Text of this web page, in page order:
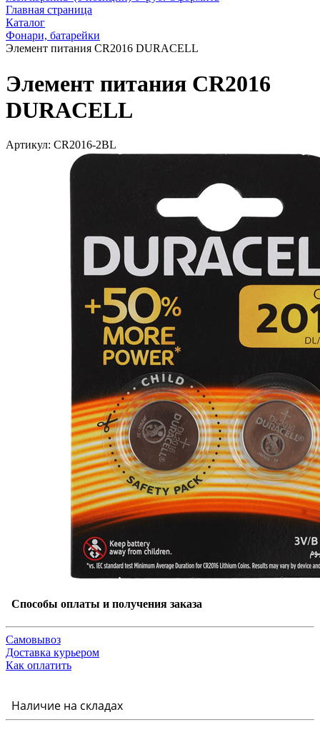
Главная страница
Каталог
Фонари, батарейки
Элемент питания CR2016 DURACELL
Элемент питания CR2016
DURACELL
Артикул: CR2016-2BL
Способы оплаты и получения заказа
Самовывоз
Доставка курьером
Как оплатить
Наличие на складах